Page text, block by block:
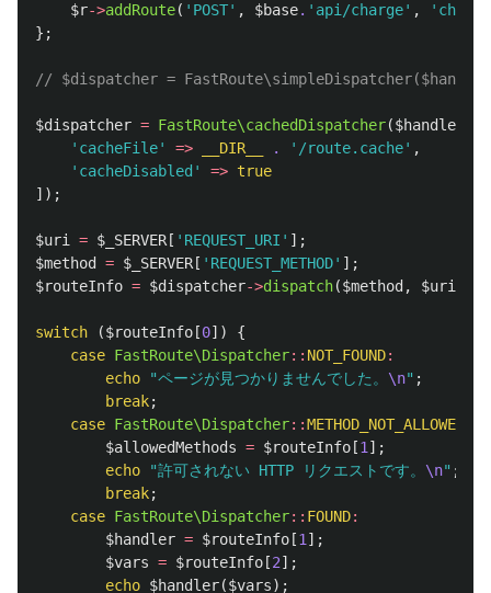
$r->addRoute( 'POST' , $base. 'api/charge' ,
};
// $dispatcher =
$dispatcher = FastRoute\cachedDispatcher($handlers
'cacheFile'
=> __DIR__ . '/route.cache' ,
'cacheDisabled'
=> true
]);
$uri = $_SERVER [ 'REQUEST_URI' ];
$method
= $_SERVER [ 'REQUEST_METHOD' ];
$routeInfo = $dispatcher->dispatch($method , $uri
switch ($routeInfo [0])
{
case FastRoute\Dispatcher:: NOT_FOUND:
echo
"ページが見つかりませんでした。 \n" ;
break;
case FastRoute\Dispatcher::METHOD_NOT_ALLOWED
$allowedMethods = $routeInfo [1 ];
echo
"許可されない HTTP リクエストです。 \n" ;
break;
case FastRoute\Dispatcher:: FOUND:
$handler = $routeInfo [1 ];
$vars = $routeInfo [2];
echo $handler($vars);